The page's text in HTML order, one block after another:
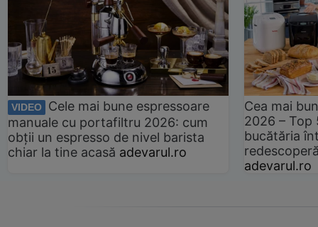
VIDEO
Cele mai bune espressoare
manuale cu portafiltru 2026: cum
obții un espresso de nivel barista
chiar la tine acasă adevarul.ro
Cea mai
2026 –
bucătăria
adevarul.ro